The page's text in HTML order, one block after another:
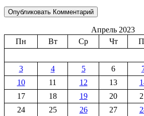
Апрель 2023
Пн
Вт Ср Чт
3
4 5 6
10
11 12 13
17
18 19 20
24
25 26 27